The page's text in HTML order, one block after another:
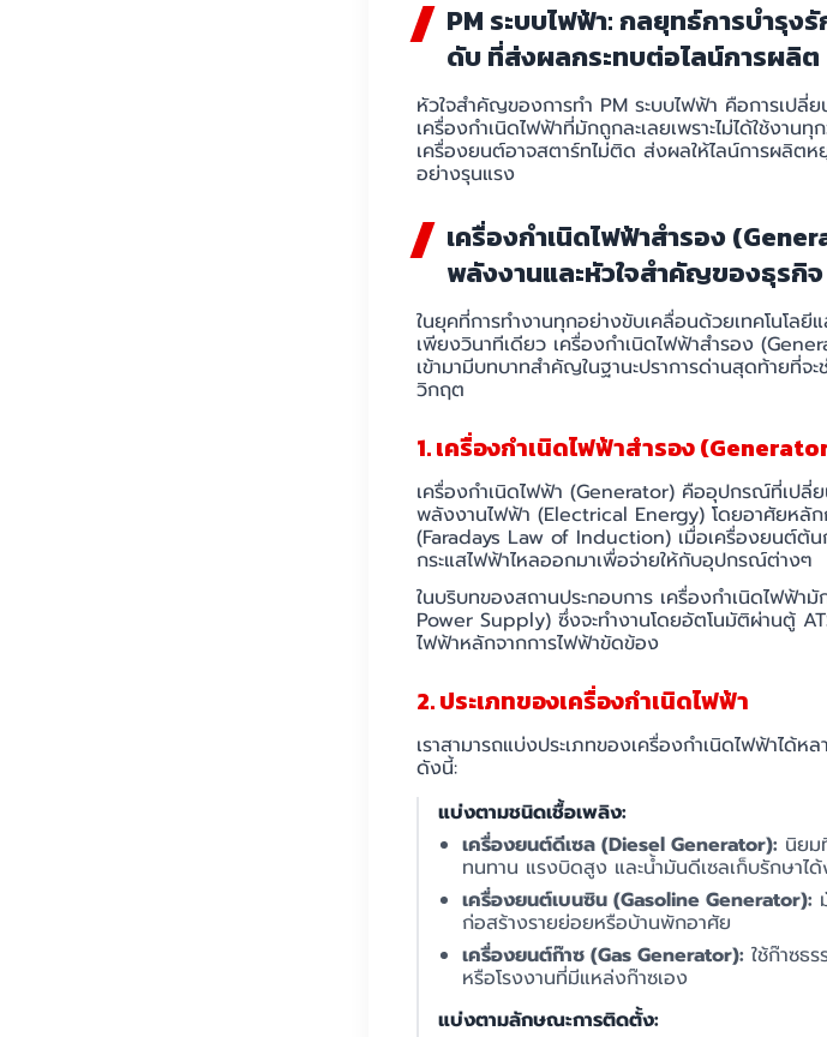
PM ระบบไฟฟ้า: กลยุทธ์การบำรุ
ดับ ที่ส่งผลกระทบต่อไลน์การผลิต
หัวใจสำคัญของการทำ PM ระบบไฟฟ้า คือการเปลี่ย
เครื่องกำเนิดไฟฟ้าที่มักถูกละเลยเพราะไม่ได้ใช้งา
เครื่องยนต์อาจสตาร์ทไม่ติด ส่งผลให้ไลน์การผลิตห
อย่างรุนแรง
เครื่องกำเนิดไฟฟ้าสำรอง
พลังงานและหัวใจสำคัญของธุรกิจ
ในยุคที่การทำงานทุกอย่างขับเคลื่อนด้วยเทคโนโลยี
เพียงวินาทีเดียว เครื่องกำเนิดไฟฟ้าสำรอง
เข้ามามีบทบาทสำคัญในฐานะปราการด่านสุดท้ายที่จ
วิกฤต
1. เครื่องกำเนิดไฟฟ้าสำรอง
เครื่องกำเนิดไฟฟ้า (Generator) คืออุปกรณ์ที่เป
พลังงานไฟฟ้า (Electrical Energy) โดยอาศัยหลัก
(Faradays Law of Induction) เมื่อเครื่องยนต์ต้
กระแสไฟฟ้าไหลออกมาเพื่อจ่ายให้กับอุปกรณ์ต่างๆ
ในบริบทของสถานประกอบการ เครื่องกำเนิดไฟฟ้
Power Supply) ซึ่งจะทำงานโดยอัตโนมัติผ่านตู้
ไฟฟ้าหลักจากการไฟฟ้าขัดข้อง
2. ประเภทของเครื่องกำเนิดไฟฟ้า
เราสามารถแบ่งประเภทของเครื่องกำเนิดไฟฟ้าได้
ดังนี้:
แบ่งตามชนิดเชื้อเพลิง:
เครื่องยนต์ดีเซล (Diesel Generator): นิยม
ทนทาน แรงบิดสูง และน้ำมันดีเซลเก็บรักษาได้
เครื่องยนต์เบนซิน (Gasoline Generator):
ก่อสร้างรายย่อยหรือบ้านพักอาศัย
เครื่องยนต์ก๊าซ (Gas Generator): ใช้ก๊าซธ
หรือโรงงานที่มีแหล่งก๊าซเอง
แบ่งตามลักษณะการติดตั้ง: